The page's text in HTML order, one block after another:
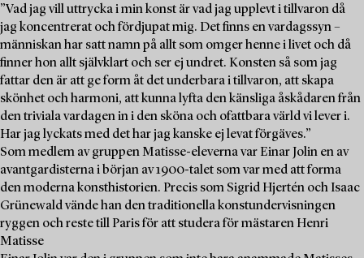
”Vad jag vill uttrycka i min konst är vad jag upplevt i tillvaron då
jag koncentrerat och fördjupat mig. Det finns en vardagssyn –
människan har satt namn på allt som omger henne i livet och då
finner hon allt självklart och ser ej undret. Konsten så som jag
fattar den är att ge form åt det underbara i tillvaron, att skapa
skönhet och harmoni, att kunna lyfta den känsliga åskådaren från
den triviala vardagen in i den sköna och ofattbara värld vi lever i.
Har jag lyckats med det har jag kanske ej levat förgäves.”
Som medlem av gruppen Matisse-eleverna var Einar Jolin en av
avantgardisterna i början av 1900-talet som var med att forma
den moderna konsthistorien. Precis som Sigrid Hjertén och Isaac
Grünewald vände han den traditionella konstundervisningen
ryggen och reste till Paris för att studera för mästaren Henri
Matisse